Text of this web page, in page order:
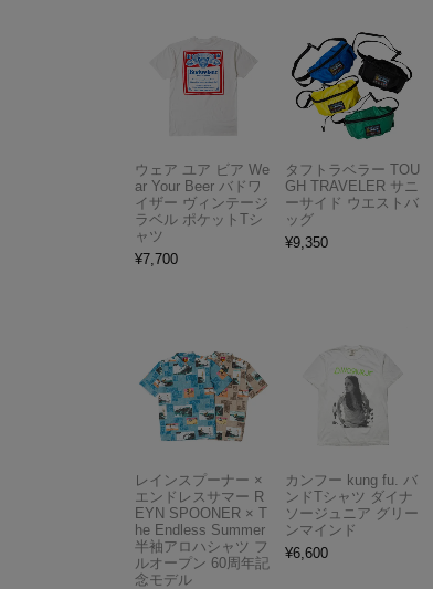
ウェア ユア ビア We
ar Your Beer バドワ
イザー ヴィンテージ
ラベル ポケットTシ
ャツ
¥7,700
タフトラベラー TOU
GH TRAVELER サニ
ーサイド ウエストバ
ッグ
¥9,350
レインスプーナー ×
エンドレスサマー R
EYN SPOONER × T
he Endless Summer
半袖アロハシャツ フ
ルオープン 60周年記
念モデル
カンフー kung fu. バ
ンドTシャツ ダイナ
ソージュニア グリー
ンマインド
¥6,600